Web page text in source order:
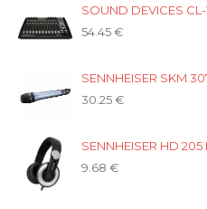
SOUND DEVICES CL-
54.45€
SENNHEISER SKM
30.25€
SENNHEISER HD 205
9.68 €